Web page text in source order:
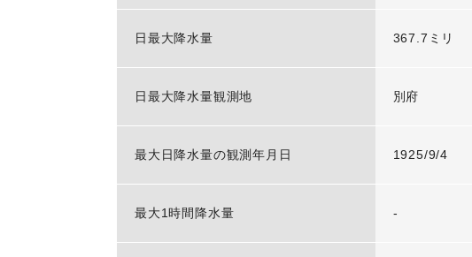
日最大降水量 367.7ミリ
日最大降水量観測地 別府
最大日降水量の観測年月日 1925/9/4
最大1時間降水量 -